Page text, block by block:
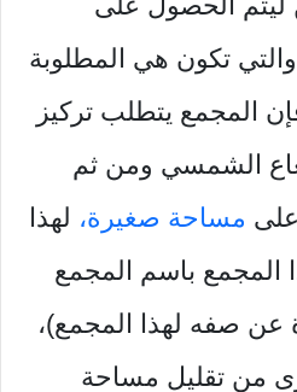
والتي تكون هي المطلوبة
المجمع يتطلب تركيز
الشمسي ومن ثم
مساحة صغيرة، لهذا
المجمع باسم المجمع
عن صفه لهذا المجمع)،
من تقليل مساحة